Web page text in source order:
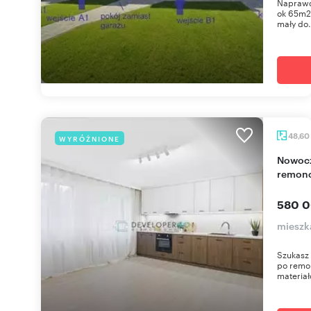
ok
mały
WYRÓŻNIONE 48,60
Nowoczesne 3-pokojowe mieszkanie po
580
po